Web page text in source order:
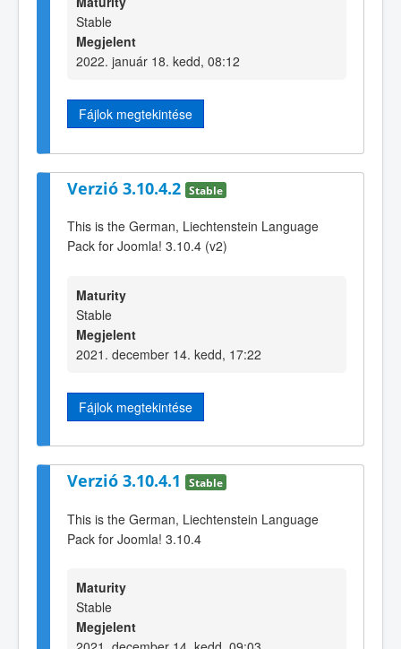
Stable
Megjelent
2022. január 18. kedd, 08:12
Fájlok megtekintése
Verzió 3.10.4.2 Stable
This is the German, Liechtenstein Language
Pack for Joomla! 3.10.4 (v2)
Maturity
Stable
Megjelent
2021. december 14. kedd, 17:22
Fájlok megtekintése
Verzió 3.10.4.1 Stable
This is the German, Liechtenstein Language
Pack for Joomla! 3.10.4
Maturity
Stable
Megjelent